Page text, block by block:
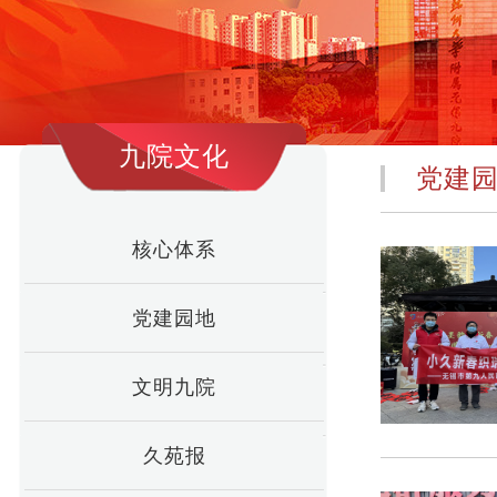
九院文化
核心体系
党建园地
文明九院
久苑报
党建